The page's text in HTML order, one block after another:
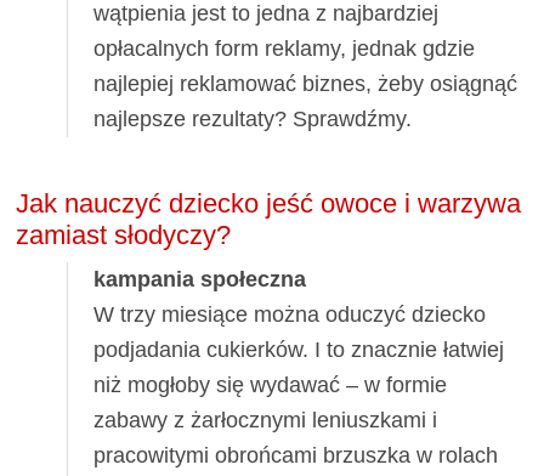
wątpienia jest to jedna z najbardziej
opłacalnych form reklamy, jednak gdzie
najlepiej reklamować biznes, żeby osiągnąć
najlepsze rezultaty? Sprawdźmy.
Jak nauczyć dziecko jeść owoce i warzywa
zamiast słodyczy?
kampania społeczna
W trzy miesiące można oduczyć dziecko
podjadania cukierków. I to znacznie łatwiej
niż mogłoby się wydawać – w formie
zabawy z żarłocznymi leniuszkami i
pracowitymi obrońcami brzuszka w rolach